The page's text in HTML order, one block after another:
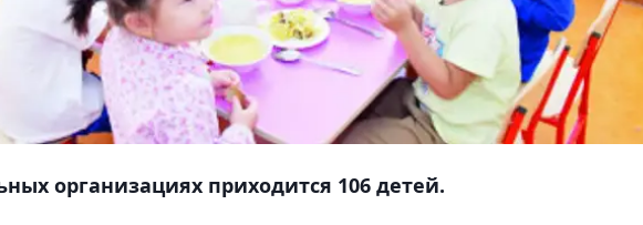
организациях приходится 106 детей.